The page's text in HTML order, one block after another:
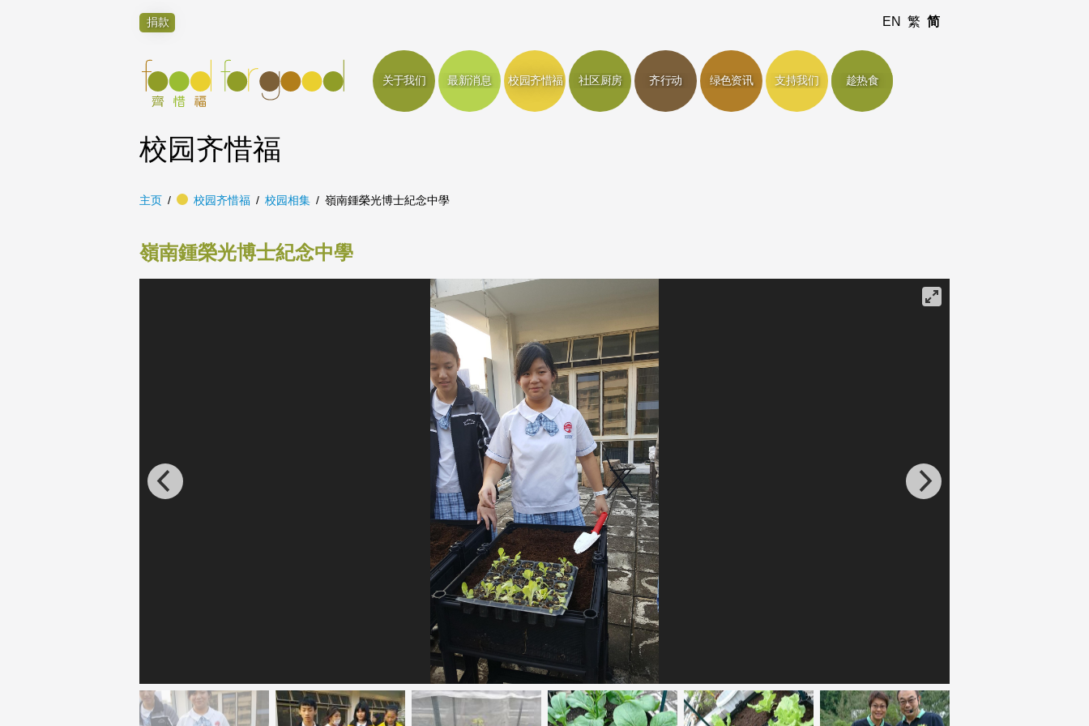
捐款 EN 繁 简
关于我们 最新消息 校园齐惜福 社区厨房 齐行动 绿色资讯 支持我们 趁热食
校园齐惜福
主页 校园齐惜福 校园相集 嶺南鍾榮光博士紀念中學
嶺南鍾榮光博士紀念中學